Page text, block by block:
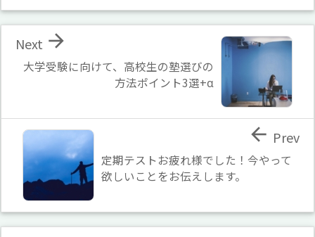
大学受験に向けて、高校生の塾選びの
方法ポイント3選+α

Next
定期テストお疲れ様でした！今やって
欲しいことをお伝えします。
 Prev